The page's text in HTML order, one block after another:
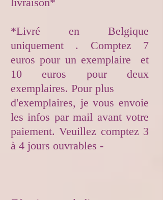
*Livré en Belgique
uniquement . Comptez 7
euros pour un exemplaire et
10 euros pour deux
exemplaires. Pour plus
d'exemplaires, je vous envoie
les infos par mail avant votre
paiement. Veuillez comptez 3
à 4 jours ouvrables -